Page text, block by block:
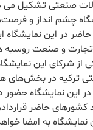
صنعتی تشکیل
چشم انداز و
در این نمایشگاه
و صنعت روسیه
از سال 2017 یکی از شرکای
ترکیه در بخش‌های
این نمایشگاه حضور
کشورهای حاضر
نمایشگاه به امضا